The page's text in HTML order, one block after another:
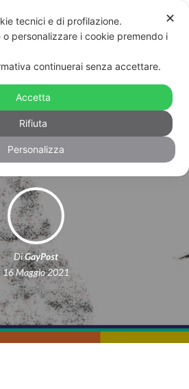
on line “Bullied To
contro l’odio di
Coda
DiGayPost
16 Maggio 2021
✕
tecnici e di profilazione.
personalizzare i cookie premendo i
continuerai senza accettare.
Accetta
Rifiuta
Personalizza